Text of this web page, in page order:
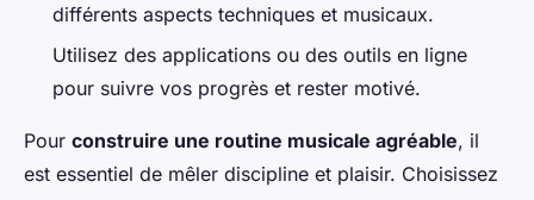
différents aspects techniques et musicaux.
Utilisez des applications ou des outils en ligne
pour suivre vos progrès et rester motivé.
Pour construire une routine musicale agréable, il
est essentiel de mêler discipline et plaisir. Choisissez